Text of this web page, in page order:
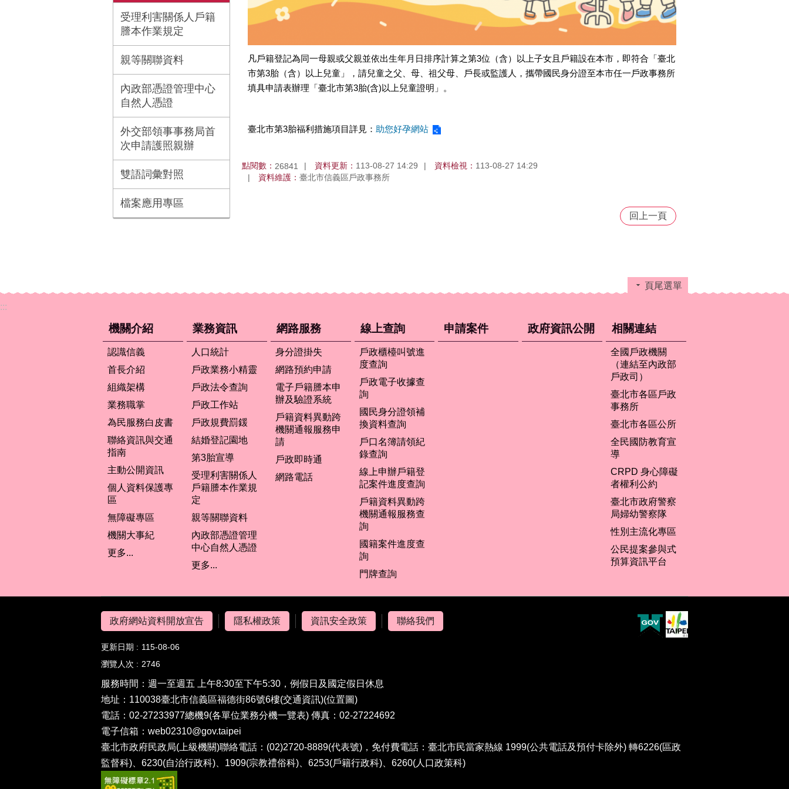
受理利害關係人戶籍
謄本作業規定
親等關聯資料
內政部憑證管理中心
自然人憑證
外交部領事事務局首
次申請護照親辦
雙語詞彙對照
檔案應用專區
凡戶籍登記為同一母親或父親並依出生年月日排序計算之第3位（含）以上子女且戶籍設在本市，即符合「臺北
市第3胎（含）以上兒童」，請兒童之父、母、祖父母、戶長或監護人，攜帶國民身分證至本市任一戶政事務所
填具申請表辦理「臺北市第3胎(含)以上兒童證明」。
臺北市第3胎福利措施項目詳見： 助您好孕網站
點閱數： 26841 資料更新： 113-08-27 14:29 資料檢視： 113-08-27 14:29
資料維護： 臺北市信義區戶政事務所
回上一頁
頁尾選單
:::
機關介紹
認識信義
首長介紹
組織架構
業務職掌
為民服務白皮書
聯絡資訊與交通
指南
主動公開資訊
個人資料保護專
區
無障礙專區
機關大事紀
更多...
業務資訊
人口統計
戶政業務小精靈
戶政法令查詢
戶政工作站
戶政規費罰鍰
結婚登記園地
第3胎宣導
受理利害關係人
戶籍謄本作業規
定
親等關聯資料
內政部憑證管理
中心自然人憑證
更多...
網路服務
身分證掛失
網路預約申請
電子戶籍謄本申
辦及驗證系統
戶籍資料異動跨
機關通報服務申
請
戶政即時通
網路電話
線上查詢
戶政櫃檯叫號進
度查詢
戶政電子收據查
詢
國民身分證領補
換資料查詢
戶口名簿請領紀
錄查詢
線上申辦戶籍登
記案件進度查詢
戶籍資料異動跨
機關通報服務查
詢
國籍案件進度查
詢
門牌查詢
申請案件 政府資訊公開 相關連結
全國戶政機關
（連結至內政部
戶政司）
臺北市各區戶政
事務所
臺北市各區公所
全民國防教育宣
導
CRPD 身心障礙
者權利公約
臺北市政府警察
局婦幼警察隊
性別主流化專區
公民提案參與式
預算資訊平台
政府網站資料開放宣告 隱私權政策 資訊安全政策 聯絡我們
更新日期
115-08-06
瀏覽人次
2746
服務時間：週一至週五 上午8:30至下午5:30，例假日及國定假日休息
地址：110038臺北市信義區福德街86號6樓(交通資訊)(位置圖)
電話：02-27233977總機9(各單位業務分機一覽表) 傳真：02-27224692
電子信箱： web02310@gov.taipei
臺北市政府民政局(上級機關)聯絡電話：(02)2720-8889(代表號)，免付費電話：臺北市民當家熱線 1999(公共電話及預付卡除外) 轉6226(區政
監督科)、6230(自治行政科)、1909(宗教禮俗科)、6253(戶籍行政科)、6260(人口政策科)